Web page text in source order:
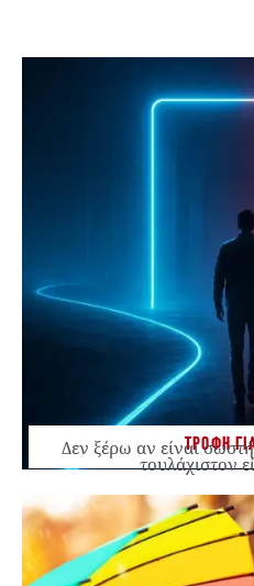
ΤΡΟΦΗ
Δεν ξέρω αν είναι
τουλάχιστον